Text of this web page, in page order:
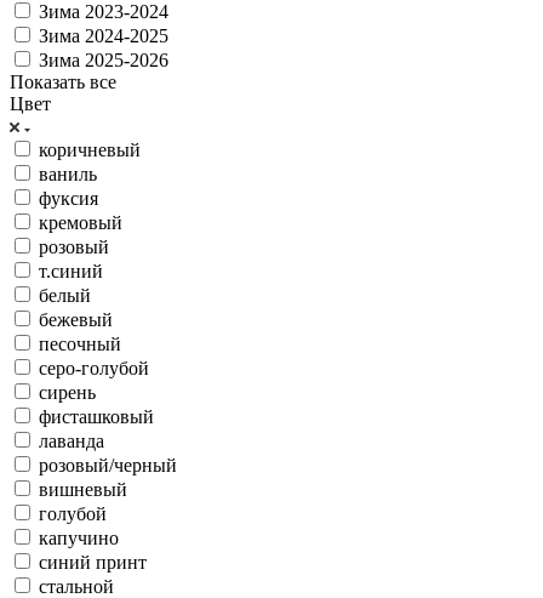
Зима 2023-2024
Зима 2024-2025
Зима 2025-2026
Показать все
Цвет
коричневый
ваниль
фуксия
кремовый
розовый
т.синий
белый
бежевый
песочный
серо-голубой
сирень
фисташковый
лаванда
розовый/черный
вишневый
голубой
капучино
синий принт
стальной